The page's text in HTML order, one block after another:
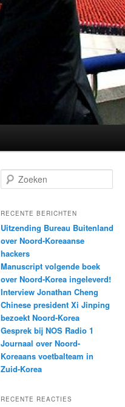
o
k
n
RECENTE BERICHTEN
Uitzending Bureau Buitenland
over Noord-Koreaanse
hackers
Manuscript volgende boek
over Noord-Korea ingeleverd!
Interview Jonathan Cheng
Chinese president Xi Jinping
bezoekt Noord-Korea
Gesprek bij NOS Radio 1
Journaal over Noord-
Koreaans voetbalteam in
Zuid-Korea
RECENTE REACTIES